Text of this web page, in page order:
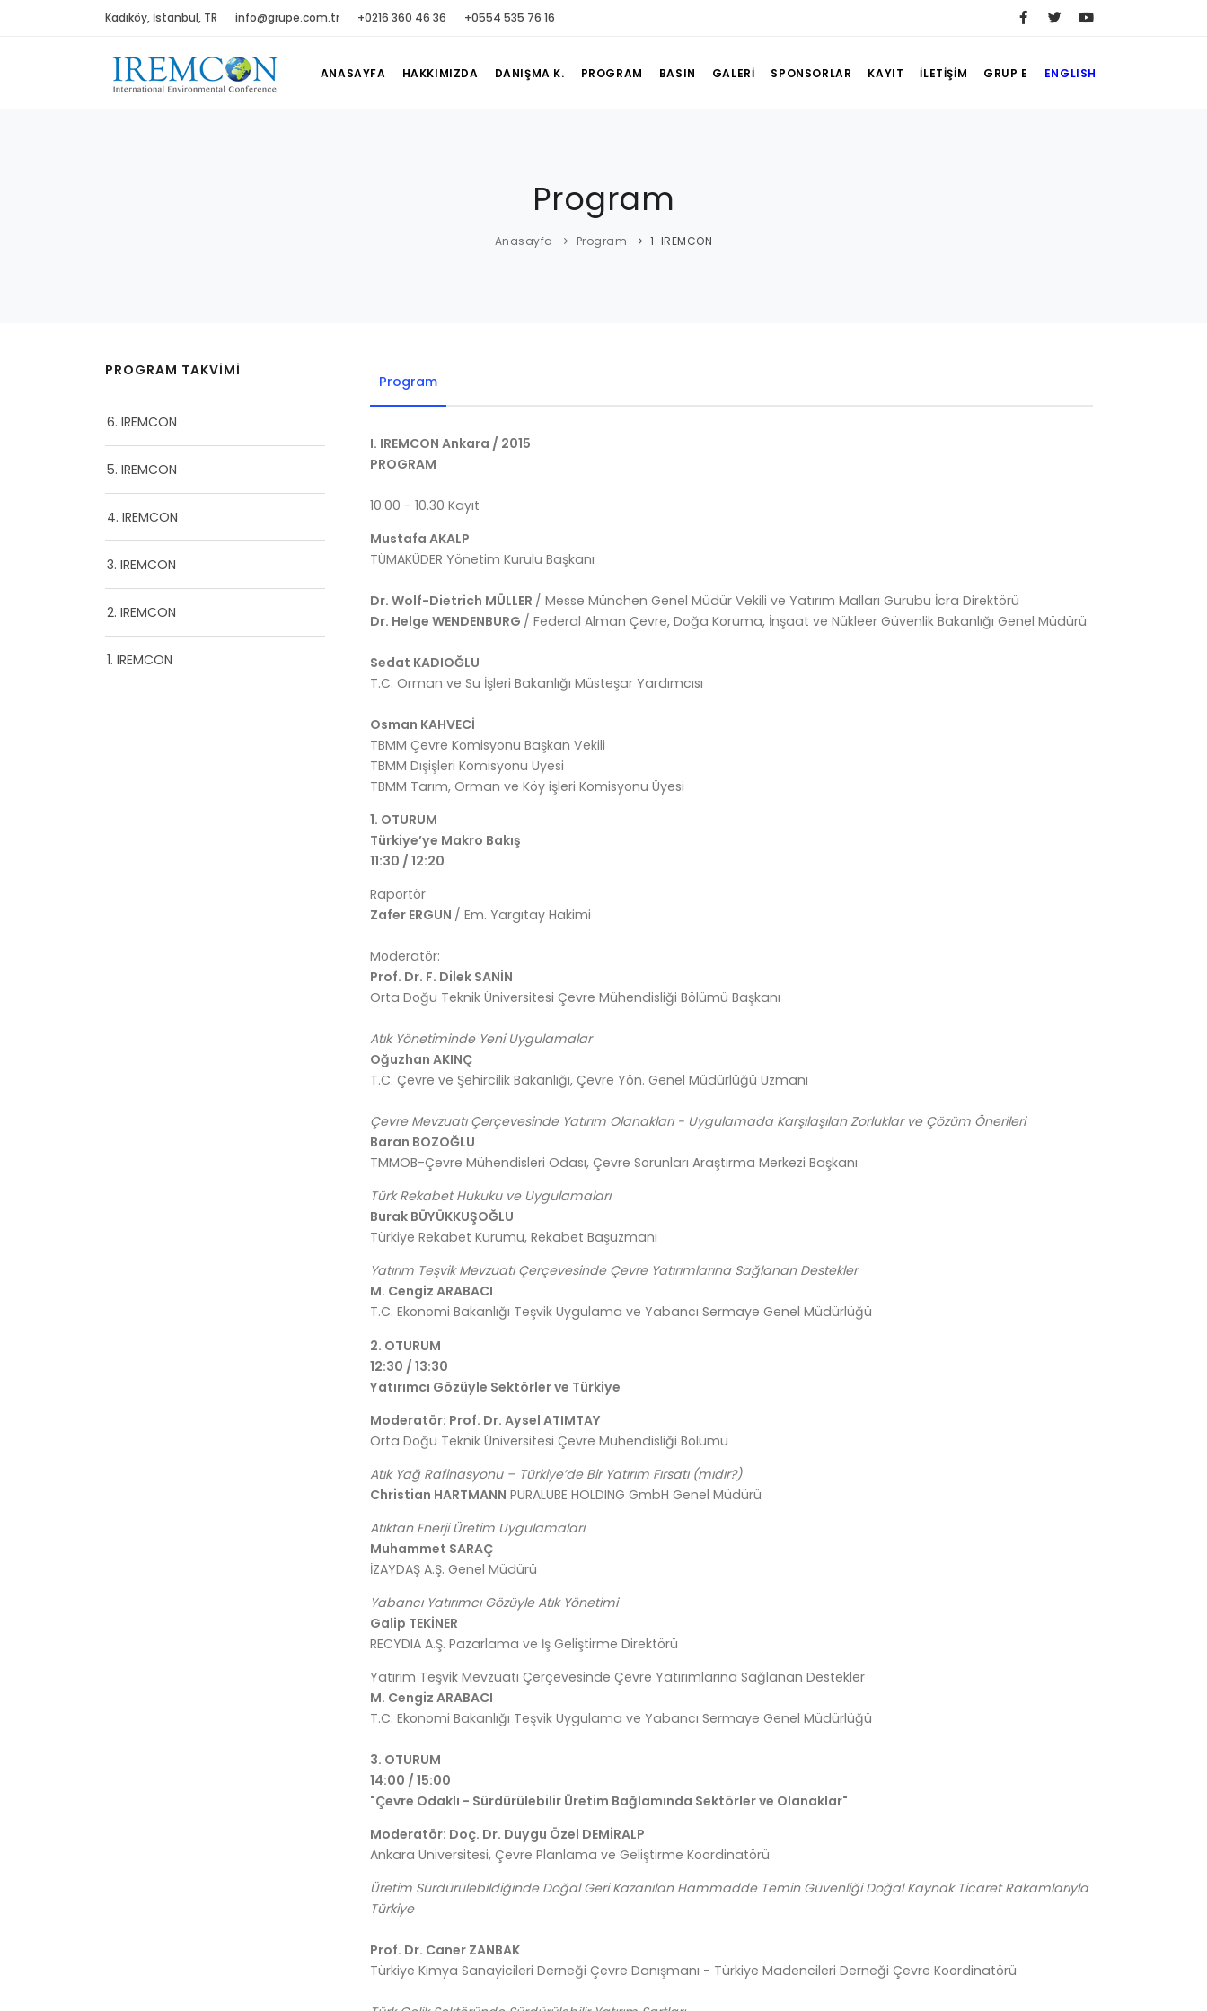
Kadıköy, İstanbul, TR info@grupe.com.tr +0216 360 46 36 +0554 535 76 16
ANASAYFA HAKKIMIZDA DANIŞMA K. PROGRAM BASIN GALERİ SPONSORLAR KAYIT İLETİŞİM GRUP E ENGLISH
Program
Anasayfa Program 1. IREMCON
PROGRAM TAKVİMİ
6. IREMCON
5. IREMCON
4. IREMCON
3. IREMCON
2. IREMCON
1. IREMCON
Program
I. IREMCON Ankara / 2015
PROGRAM
10.00 - 10.30 Kayıt
Mustafa AKALP
TÜMAKÜDER Yönetim Kurulu Başkanı
Dr. Wolf-Dietrich MÜLLER / Messe München Genel Müdür Vekili ve Yatırım Malları Gurubu İcra Direktörü
Dr. Helge WENDENBURG / Federal Alman Çevre, Doğa Koruma, İnşaat ve Nükleer Güvenlik Bakanlığı Genel Müdürü
Sedat KADIOĞLU
T.C. Orman ve Su İşleri Bakanlığı Müsteşar Yardımcısı
Osman KAHVECİ
TBMM Çevre Komisyonu Başkan Vekili
TBMM Dışişleri Komisyonu Üyesi
TBMM Tarım, Orman ve Köy işleri Komisyonu Üyesi
1. OTURUM
Türkiye’ye Makro Bakış
11:30 / 12:20
Raportör
Zafer ERGUN / Em. Yargıtay Hakimi
Moderatör:
Prof. Dr. F. Dilek SANİN
Orta Doğu Teknik Üniversitesi Çevre Mühendisliği Bölümü Başkanı
Atık Yönetiminde Yeni Uygulamalar
Oğuzhan AKINÇ
T.C. Çevre ve Şehircilik Bakanlığı, Çevre Yön. Genel Müdürlüğü Uzmanı
Çevre Mevzuatı Çerçevesinde Yatırım Olanakları - Uygulamada Karşılaşılan Zorluklar ve Çözüm Önerileri
Baran BOZOĞLU
TMMOB-Çevre Mühendisleri Odası, Çevre Sorunları Araştırma Merkezi Başkanı
Türk Rekabet Hukuku ve Uygulamaları
Burak BÜYÜKKUŞOĞLU
Türkiye Rekabet Kurumu, Rekabet Başuzmanı
Yatırım Teşvik Mevzuatı Çerçevesinde Çevre Yatırımlarına Sağlanan Destekler
M. Cengiz ARABACI
T.C. Ekonomi Bakanlığı Teşvik Uygulama ve Yabancı Sermaye Genel Müdürlüğü
2. OTURUM
12:30 / 13:30
Yatırımcı Gözüyle Sektörler ve Türkiye
Moderatör: Prof. Dr. Aysel ATIMTAY
Orta Doğu Teknik Üniversitesi Çevre Mühendisliği Bölümü
Atık Yağ Rafinasyonu – Türkiye’de Bir Yatırım Fırsatı (mıdır?)
Christian HARTMANN PURALUBE HOLDING GmbH Genel Müdürü
Atıktan Enerji Üretim Uygulamaları
Muhammet SARAÇ
İZAYDAŞ A.Ş. Genel Müdürü
Yabancı Yatırımcı Gözüyle Atık Yönetimi
Galip TEKİNER
RECYDIA A.Ş. Pazarlama ve İş Geliştirme Direktörü
Yatırım Teşvik Mevzuatı Çerçevesinde Çevre Yatırımlarına Sağlanan Destekler
M. Cengiz ARABACI
T.C. Ekonomi Bakanlığı Teşvik Uygulama ve Yabancı Sermaye Genel Müdürlüğü
3. OTURUM
14:00 / 15:00
"Çevre Odaklı - Sürdürülebilir Üretim Bağlamında Sektörler ve Olanaklar"
Moderatör: Doç. Dr. Duygu Özel DEMİRALP
Ankara Üniversitesi, Çevre Planlama ve Geliştirme Koordinatörü
Üretim Sürdürülebildiğinde Doğal Geri Kazanılan Hammadde Temin Güvenliği Doğal Kaynak Ticaret Rakamlarıyla
Türkiye
Prof. Dr. Caner ZANBAK
Türkiye Kimya Sanayicileri Derneği Çevre Danışmanı - Türkiye Madencileri Derneği Çevre Koordinatörü